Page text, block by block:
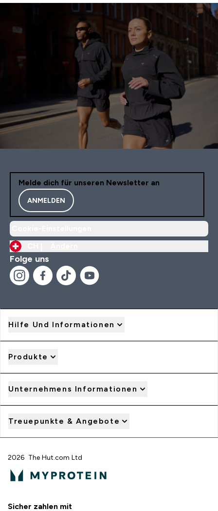
Melde dich für unseren Newsletter an
ANMELDEN
Folge uns
Hilfe Und Informationen
Produkte
Unternehmens Informationen
Treuepunkte & Angebote
2026 The Hut.com Ltd
Sicher zahlen mit